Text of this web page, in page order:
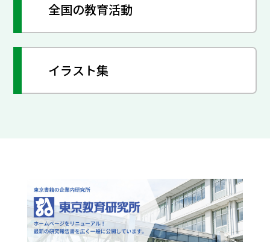
全国の教育活動
イラスト集